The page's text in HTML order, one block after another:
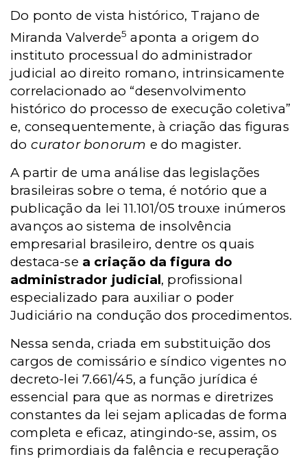
Do ponto de vista histórico, Trajano de
Miranda Valverde5 aponta a origem do
instituto processual do administrador
judicial ao direito romano, intrinsicamente
correlacionado ao “desenvolvimento
histórico do processo de execução coletiva”
e, consequentemente, à criação das figuras
do curator bonorum e do magister.
A partir de uma análise das legislações
brasileiras sobre o tema, é notório que a
publicação da lei 11.101/05 trouxe inúmeros
avanços ao sistema de insolvência
empresarial brasileiro, dentre os quais
destaca-se a criação da figura do
administrador judicial, profissional
especializado para auxiliar o poder
Judiciário na condução dos procedimentos.
Nessa senda, criada em substituição dos
cargos de comissário e síndico vigentes no
decreto-lei 7.661/45, a função jurídica é
essencial para que as normas e diretrizes
constantes da lei sejam aplicadas de forma
completa e eficaz, atingindo-se, assim, os
fins primordiais da falência e recuperação